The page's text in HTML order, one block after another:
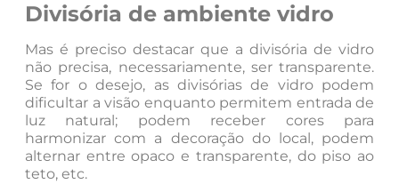
Divisória de ambiente vidro
Mas é preciso destacar que a divisória de vidro
não precisa, necessariamente, ser transparente.
Se for o desejo, as divisórias de vidro podem
dificultar a visão enquanto permitem entrada de
luz natural; podem receber cores para
harmonizar com a decoração do local, podem
alternar entre opaco e transparente, do piso ao
teto, etc.